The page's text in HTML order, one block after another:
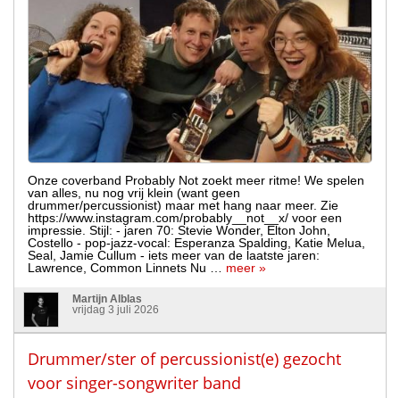
Onze coverband Probably Not zoekt meer ritme! We spelen
van alles, nu nog vrij klein (want geen
drummer/percussionist) maar met hang naar meer. Zie
https://www.instagram.com/probably__not__x/ voor een
impressie. Stijl: - jaren 70: Stevie Wonder, Elton John,
Costello - pop-jazz-vocal: Esperanza Spalding, Katie Melua,
Seal, Jamie Cullum - iets meer van de laatste jaren:
Lawrence, Common Linnets Nu … meer »
Martijn Alblas
vrijdag 3 juli 2026
Drummer/ster of percussionist(e) gezocht
voor singer-songwriter band